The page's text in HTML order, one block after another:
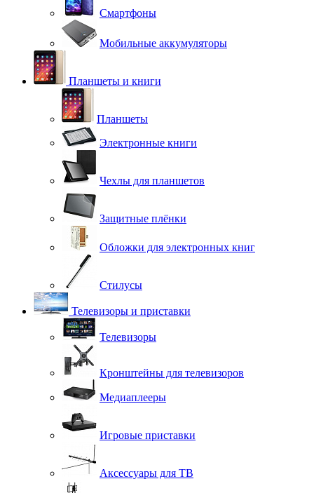
Смартфоны
Мобильные аккумуляторы
Планшеты и книги
Планшеты
Электронные книги
Чехлы для планшетов
Защитные плёнки
Обложки для электронных книг
Стилусы
Телевизоры и приставки
Телевизоры
Кронштейны для телевизоров
Медиаплееры
Игровые приставки
Аксессуары для ТВ